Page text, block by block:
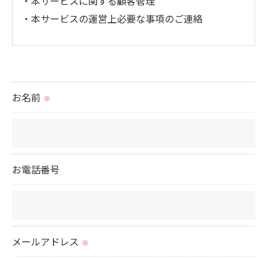
・本サービスの運営上必要な事項のご連絡
られた場合を除き、
当社では、利用目的の達成に必要な範囲において、
お名前 ※
お電話番号
メールアドレス ※